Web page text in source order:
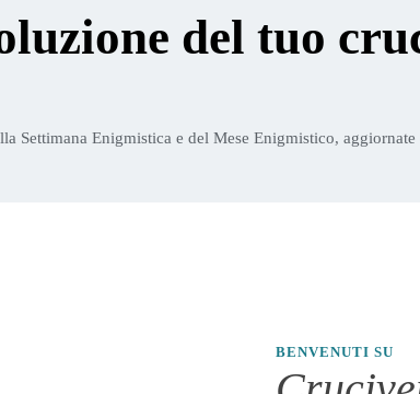
del tuo
Settimana Enigmistica e del Mese Enigmistico, aggiornate
BENVENUTI SU